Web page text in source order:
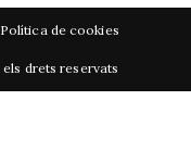
Política de cookies
drets reservats